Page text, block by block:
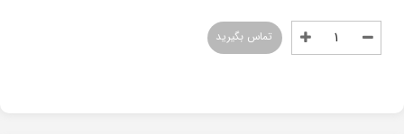
تماس بگیرید